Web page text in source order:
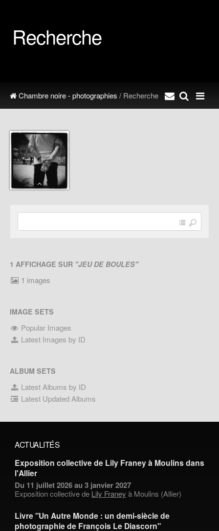
Recherche
Chambre noire - photographies / Recherche
1 AFFICHAGE SUR "JEU DE BOULES"
1 images
IMAGE SETS
Popular Images
Latest Images by ID
ALBUM SETS
Latest Albums by ID
Latest Updated Albums
ACTUALITÉS
Exposition collective de Lily Franey à Moulins dans
l'Allier
Du 11 juillet 2026 au 3 janvier 2027
Exposition collective de Lily Franey à Moulins (Allier)
Livre "Un Autre Monde : un demi-siècle de
photographie de François Le Diascorn"